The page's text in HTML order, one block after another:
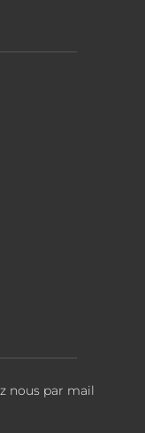
nous par mail